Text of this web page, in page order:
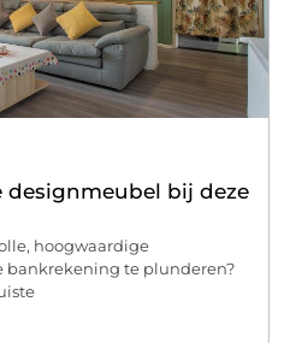
bij deze
hoogwaardige
bankrekening te plunderen?